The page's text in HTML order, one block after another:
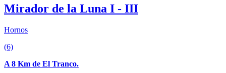
Mirador de la Luna I - III
Hornos
(6)
A 8 Km de El Tranco.